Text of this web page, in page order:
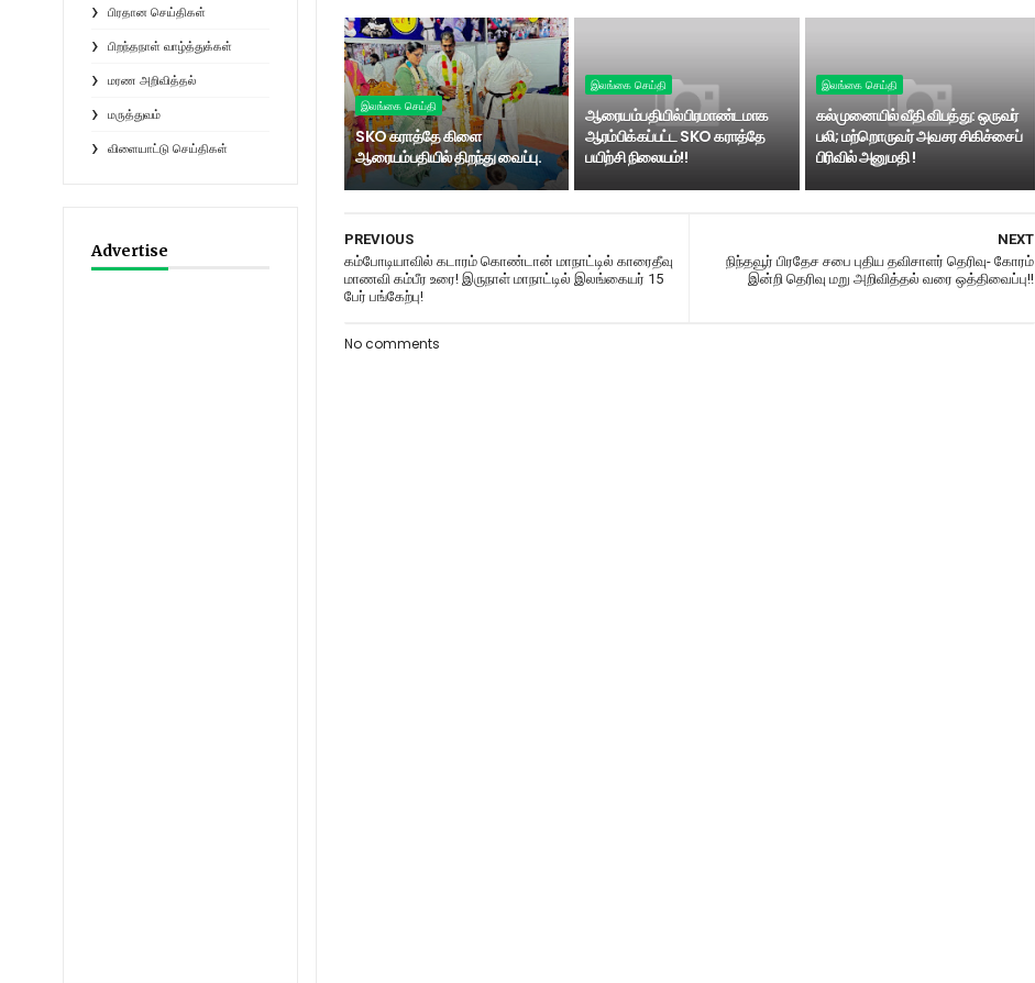
பிரதான செய்திகள்
பிறந்தநாள் வாழ்த்துக்கள்
மரண அறிவித்தல்
மருத்துவம்
விளையாட்டு செய்திகள்
Advertise
இலங்கை செய்தி
SKO கராத்தே கிளை
ஆரையம்பதியில் திறந்து வைப்பு.
இலங்கை செய்தி
ஆரையம்பதியில் பிரமாண்டமாக
ஆரம்பிக்கப்பட்ட SKO கராத்தே
பயிற்சி நிலையம்!!
இலங்கை செய்தி
கல்முனையில் வீதி விபத்து: ஒருவர்
பலி; மற்றொருவர் அவசர சிகிச்சைப்
பிரிவில் அனுமதி !
NEXT
நிந்தவூர் பிரதேச சபை புதிய தவிசாளர் தெரிவு- கோரம்
இன்றி தெரிவு மறு அறிவித்தல் வரை ஒத்திவைப்பு!!
PREVIOUS
கம்போடியாவில் கடாரம் கொண்டான் மாநாட்டில் காரைதீவு
மாணவி கம்பீர உரை! இருநாள் மாநாட்டில் இலங்கையர் 15
பேர் பங்கேற்பு!
No comments